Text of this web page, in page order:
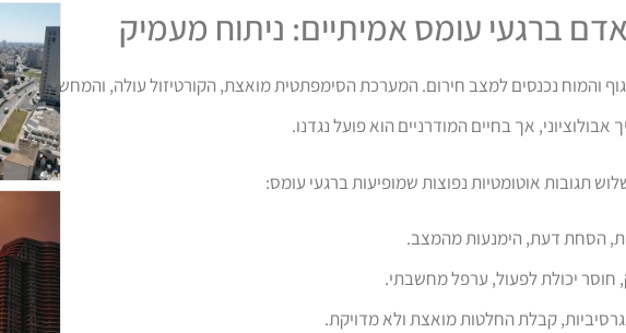
ברגעי עומס אמיתיים: ניתוח מעמיק
והמוח נכנסים למצב חירום. המערכת הסימפתטית מואצת, הקורטיזול עולה, והמחשבה
אך בחיים המודרניים הוא פועל נגדנו.
תגובות אוטומטיות נפוצות שמופיעות ברגעי עומס:
הסחת דעת, הימנעות מהמצב.
חוסר יכולת לפעול, ערפל מחשבתי.
קבלת החלטות מואצת ולא מדויקת.